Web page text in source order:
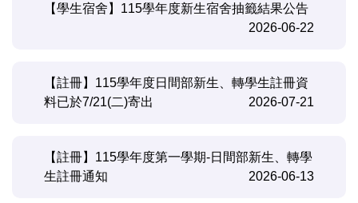
【學生宿舍】115學年度新生宿舍抽籤結果公告
2026-06-22
【註冊】115學年度日間部新生、轉學生註冊資
料已於7/21(二)寄出
2026-07-21
【註冊】115學年度第一學期-日間部新生、轉學
生註冊通知
2026-06-13